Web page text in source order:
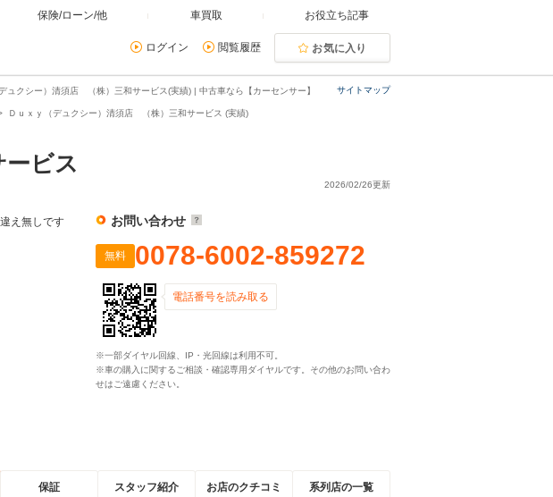
保険/ローン/他 車買取 お役立ち記事
ログイン 閲覧履歴 お気に入り
サイトマップ
ュクシー）清須店 （株）三和サービス(実績) | 中古車なら【カーセンサー】
Ｄｕｘｙ（デュクシー）清須店 （株）三和サービス (実績)
ービス
2026/02/26更新
え無しです お問い合わせ
無料 0078-6002-859272
電話番号を読み取る
※一部ダイヤル回線、IP・光回線は利用不可。
※車の購入に関するご相談・確認専用ダイヤルです。その他のお問い合わ
せはご遠慮ください。
保証 スタッフ紹介 お店のクチコミ 系列店の一覧